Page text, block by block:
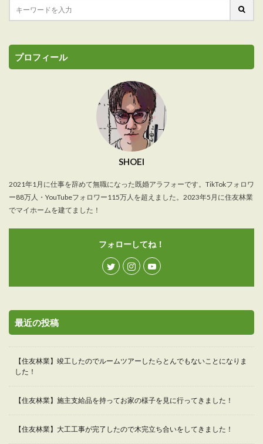
プロフィール
SHOEI
2021年1月に仕事を辞めて無職になった既婚アラフォーです。TikTokフォロワ
ー88万人・YouTubeフォロワー115万人を超えました。2023年5月に住友林業
でマイホームを建てました！
フォローしてね！
最近の投稿
【住友林業】竣工したのでルームツアーしたらとんでもないことになりま
した！
【住友林業】施主支給品を持ってお家の様子を見に行ってきました！
【住友林業】大工工事が完了したので木完立ち合いをしてきました！